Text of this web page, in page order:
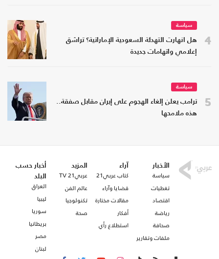
4
سياسة
هل انهارت التهدئة السعودية الإماراتية؟ تراشق
إعلامي واتهامات جديدة
5
سياسة
ترامب يعلن إلغاء الهجوم على إيران مقابل صفقة..
هذه ملامحها
الأخبار
سياسة
تغطيات
اقتصاد
رياضة
صحافة
ملفات وتقارير
آراء
كتاب عربي21
قضايا وآراء
مقالات مختارة
أفكار
استطلاع رأي
المزيد
عربي21 TV
عالم الفن
تكنولوجيا
صحة
أخبار حسب
البلد
العراق
ليبيا
سوريا
بريطانيا
مصر
لبنان